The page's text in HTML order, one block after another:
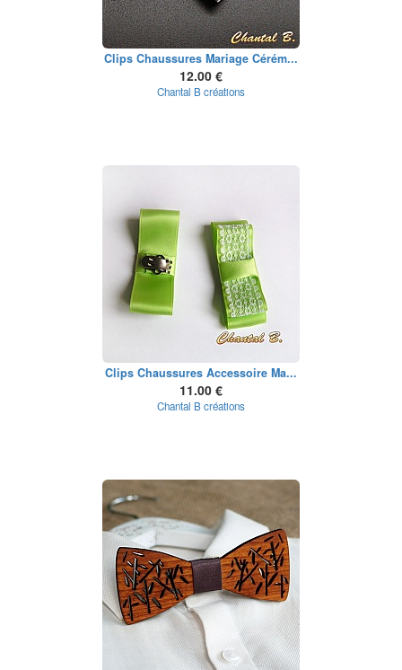
Clips Chaussures Mariage Cérém...
12.00 €
Chantal B créations
Clips Chaussures Accessoire Ma...
11.00 €
Chantal B créations